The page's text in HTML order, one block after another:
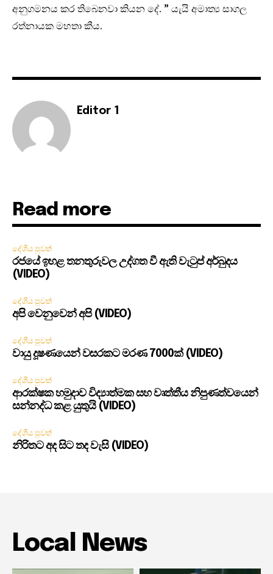
අනුගමනය කර තිබෙනවා කියන දේ. ” යැයි අමාත්‍ය සාගල
රත්නායක මහතා කීය.
Editor 1
Read more
දේශීය පුවත්
රජයේ ඉහළ තනතුරුවල උද්ගත වී ඇති වැටුප් අර්බුදය
(VIDEO)
දේශීය පුවත්
අපි වෙනුවෙන් අපි (VIDEO)
දේශීය පුවත්
වායු දූෂණයෙන් වසරකට මරණ 7000ක් (VIDEO)
දේශීය පුවත්
ආරක්ෂක හමුදාව විද්‍යාත්මක සහ වෘත්තීය නිපුණත්වයෙන්
සන්නද්ධ කළ යුතුයි (VIDEO)
දේශීය පුවත්
නිරිතට අද සිට තද වැසි (VIDEO)
Local News